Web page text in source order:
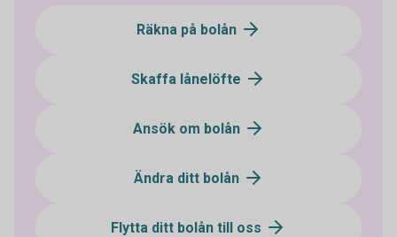
Räkna på bolån
Skaffa lånelöfte
Ansök om bolån
Ändra ditt bolån
Flytta ditt bolån till oss